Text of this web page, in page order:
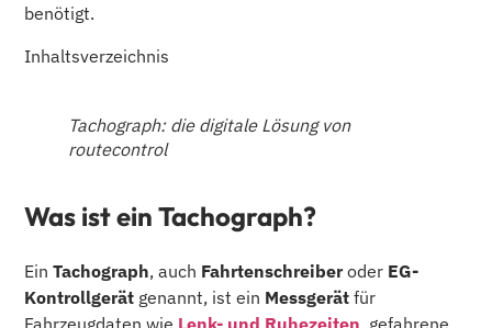
benötigt.
Inhaltsverzeichnis
Tachograph: die digitale Lösung von
routecontrol
Was ist ein Tachograph?
EinTachograph, auch Fahrtenschreiberoder EG-
Kontrollgerät genannt, ist ein Messgerät für
Fahrzeugdaten wie Lenk- und Ruhezeiten, gefahrene